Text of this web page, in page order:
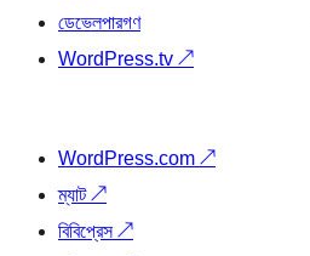
ডেভেলপারগণ
WordPress.tv ↗
WordPress.com ↗
ম্যাট↗
বিবিপ্রেস↗